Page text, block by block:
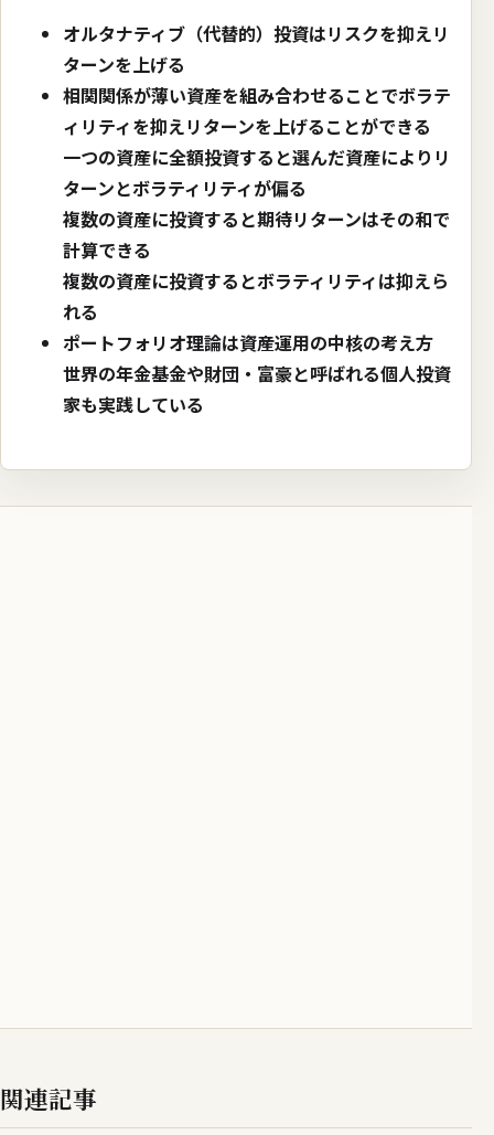
オルタナティブ（代替的）投資はリスクを抑えリ
ターンを上げる
相関関係が薄い資産を組み合わせることでボラテ
ィリティを抑えリターンを上げることができる
一つの資産に全額投資すると選んだ資産によりリ
ターンとボラティリティが偏る
複数の資産に投資すると期待リターンはその和で
計算できる
複数の資産に投資するとボラティリティは抑えら
れる
ポートフォリオ理論は資産運用の中核の考え方
世界の年金基金や財団・富豪と呼ばれる個人投資
家も実践している
関連記事